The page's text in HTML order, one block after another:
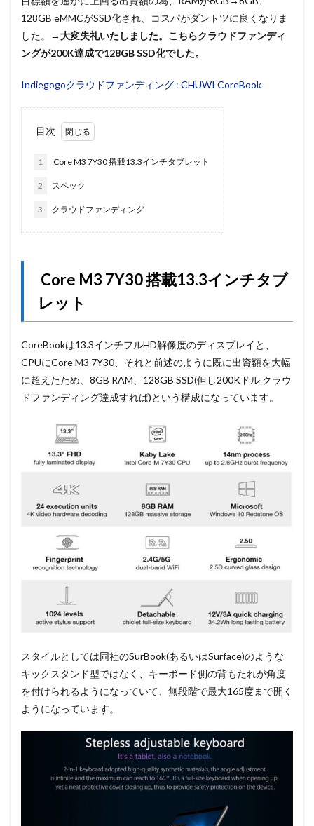
128GB eMMCがSSD化され、コスパがダントツに良くなりま
した。
→大変失礼いたしました。こちらクラウドファンディ
ングが200K達成で128GB SSD化でした。
Indiegogoクラウドファンディング : CHUWI CoreBook
目次
1 Core M3 7Y30 搭載13.3インチタブレット
2 スペック
3 クラウドファンディング
Core M3 7Y30 搭載13.3インチタブ
レット
CoreBookは13.3インチフルHD解像度のディスプレイと、
CPUにCore M3 7Y30、それと前述のように既に出資額を大幅
に超えたため、8GB RAM、128GB SSD(但し200Kドル クラウ
ドファンディング達成すれば)という構成になっています。
スタイルとしては同社のSurBook(あるいはSurface)のような
キックスタンド型ではなく、キーボード側の背もたれが角度
を付けられるようになっていて、無段階で最大165度まで開く
ようになっています。